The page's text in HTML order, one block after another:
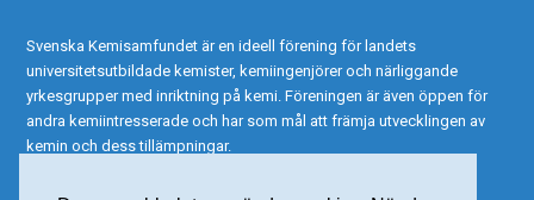
Svenska Kemisamfundet är en ideell förening för landets
universitetsutbildade kemister, kemiingenjörer och närliggande
yrkesgrupper med inriktning på kemi. Föreningen är även öppen för
andra kemiintresserade och har som mål att främja utvecklingen av
kemin och dess tillämpningar.